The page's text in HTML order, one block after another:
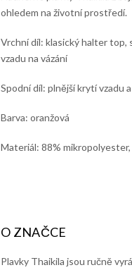
ohledem na životní prostředí.
Vrchní díl: klasický halter top,
vzadu na vázání
Spodní díl: plnější krytí vzadu
Barva: oranžová
Materiál: 88%
Plavky Thaikila jsou ručně